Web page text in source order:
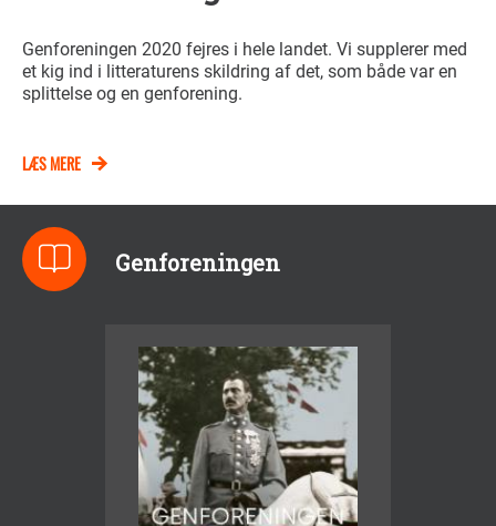
Genforeningen 2020 fejres i hele landet. Vi supplerer med
et kig ind i litteraturens skildring af det, som både var en
splittelse og en genforening.
LÆS MERE
Genforeningen